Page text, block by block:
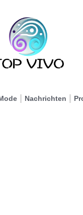
Nachrichten